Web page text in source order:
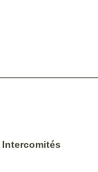
Intercomités